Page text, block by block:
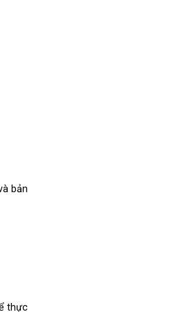
bản
thực